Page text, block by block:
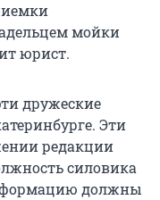
мойки
юрист.
дружеские
Эти
редакции
силовика
должны